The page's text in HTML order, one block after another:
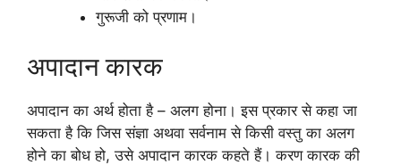
गुरूजी को प्रणाम।
अपादान कारक
अपादान का अर्थ होता है – अलग होना। इस प्रकार से कहा जा
सकता है कि जिस संज्ञा अथवा सर्वनाम से किसी वस्तु का अलग
होने का बोध हो, उसे अपादान कारक कहते हैं। करण कारक की